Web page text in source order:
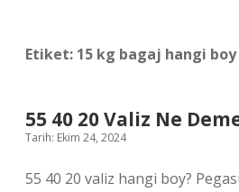
Etiket: 15 kg bagaj hangi
55 40 20 Valiz Ne
Tarih: Ekim 24, 2024
55 40 20 valiz hangi boy?